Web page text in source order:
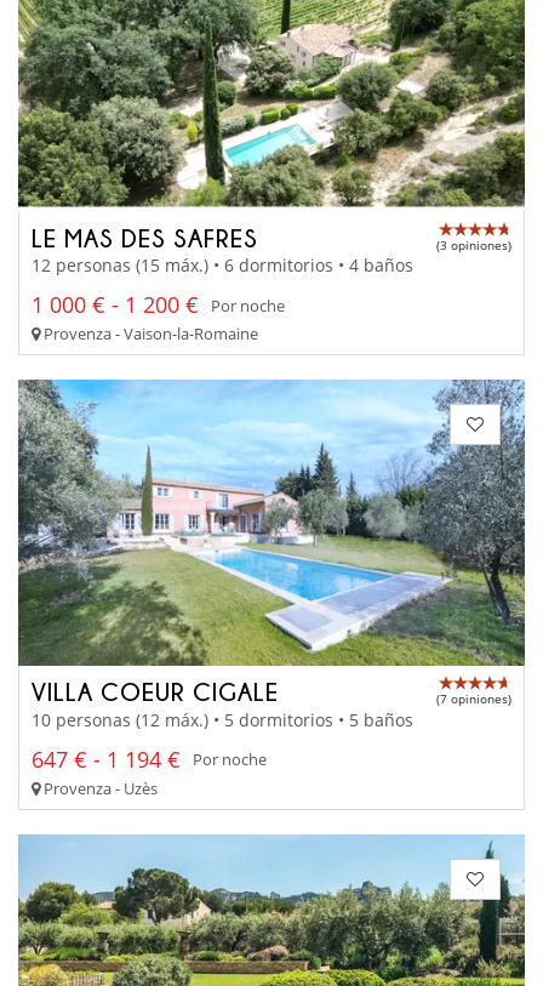
LE MAS DES SAFRES (3 opiniones)
12 personas (15 máx.) • 6 dormitorios • 4 baños
1 000 € - 1 200 €
Por noche
Provenza - Vaison-la-Romaine
VILLA COEUR CIGALE (7 opiniones)
10 personas (12 máx.) • 5 dormitorios • 5 baños
647 € - 1 194 €
Por noche
Provenza - Uzès